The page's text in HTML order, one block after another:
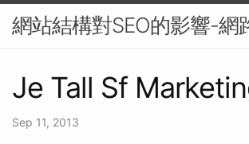
網站結構對SEO的影響-網
Je Tall Sf
Sep 11, 2013